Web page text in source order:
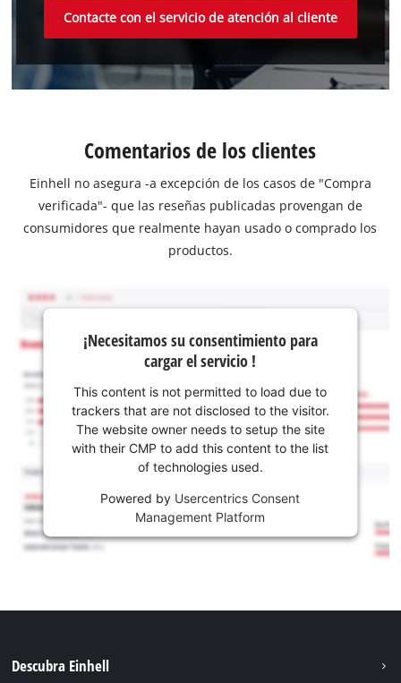
Contacte con el servicio de atención al cliente
Comentarios de los clientes
Einhell no asegura -a excepción de los casos de "Compra
verificada"- que las reseñas publicadas provengan de
consumidores que realmente hayan usado o comprado los
productos.
¡Necesitamos su consentimiento para
cargar el servicio !
This content is not permitted to load due to
trackers that are not disclosed to the visitor.
The website owner needs to setup the site
with their CMP to add this content to the list
of technologies used.
Powered by Usercentrics Consent
Management Platform
Descubra Einhell